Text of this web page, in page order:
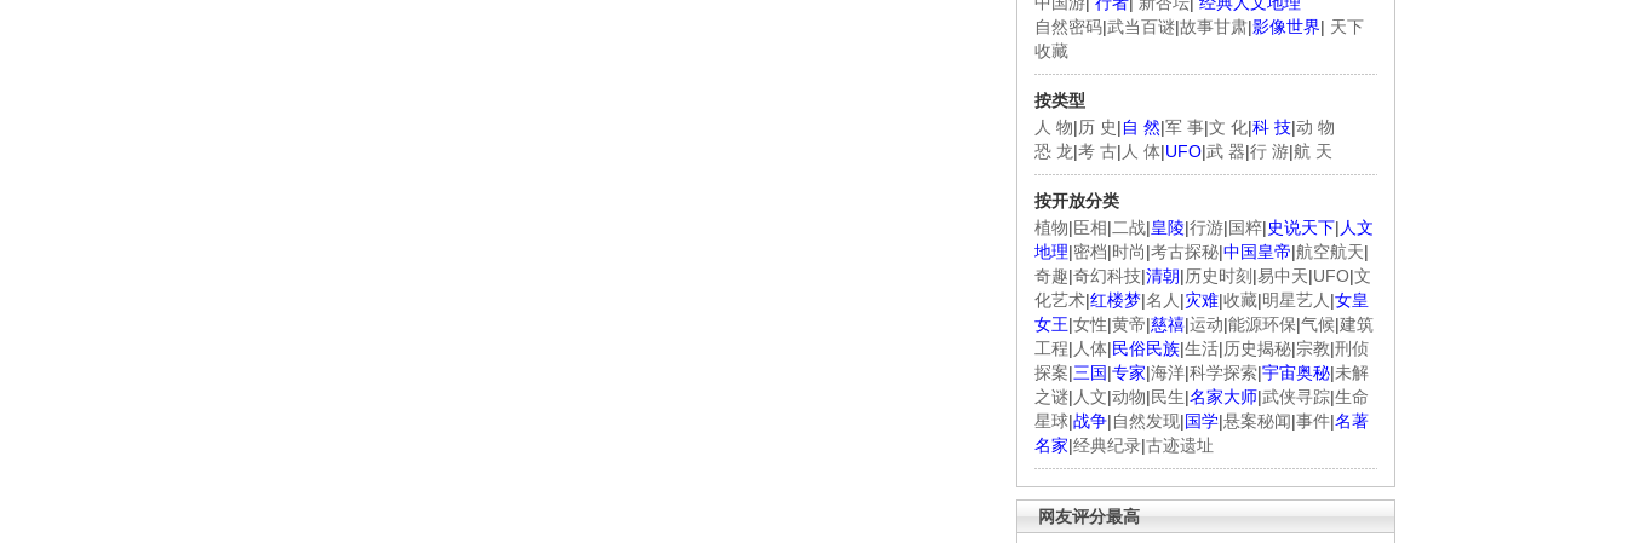
自然密码|武当百谜|故事甘肃|影像世界| 天下
收藏
按类型
人 物|历 史|自 然|军 事|文 化|科 技|动 物
恐 龙|考 古| 人 体|UFO|武 器|行 游|航 天
按开放分类
植物|臣相|二战|皇陵|行游|国粹|史说天下| 人文
地理|密档|时尚|考古探秘|中国皇帝|航空航天|
奇趣|奇幻科技|清朝|历史时刻 |易中天|UFO|文
化艺术|红楼梦|名人 |灾难|收藏|明星艺人 |女皇
女王|女性|黄帝|慈禧|运动|能源环保|气候|建筑
工程| 人体|民俗民族|生活|历史揭秘|宗教|刑侦
探案|三国|专家|海洋|科学探索|宇宙奥秘|未解
之谜| 人文|动物|民生|名家大师|武侠寻踪|生命
星球|战争|自然发现|国学|悬案秘闻|事件|名著
名家|经典纪录|古迹遗址
网友评分最高